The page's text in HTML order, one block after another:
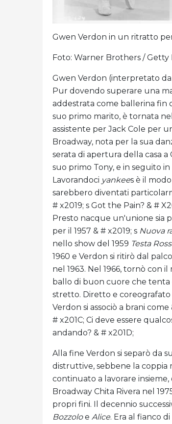
Gwen Verdon in un ritratto
Foto: Warner Brothers / Getty
Gwen Verdon (interpretato da
Pur dovendo superare una
addestrata come ballerina fin
suo primo marito, è tornata
assistente per Jack Cole per
Broadway, nota per la sua
serata di apertura della casa a
suo primo Tony, e in seguito in
Lavorandoci yankees è il
sarebbero diventati
# x2019; s Got the Pain? & #
Presto nacque un'unione sia
per il 1957 & # x2019; s Nuova
nello show del 1959 Testa
1960 e Verdon si ritirò dal
nel 1963. Nel 1966, tornò con
ballo di buon cuore che
stretto. Diretto e coreografato
Verdon si associò a brani
# x201C; Ci deve essere
andando? & # x201D;
Alla fine Verdon si separò da
distruttive, sebbene la coppia
continuato a lavorare
Broadway Chita Rivera nel
propri fini. Il decennio
Bozzoloe Alice. Era al fianco